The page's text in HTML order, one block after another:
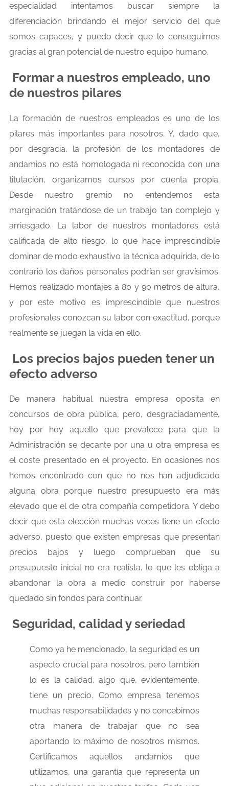
especialidad intentamos buscar siempre la
diferenciación brindando el mejor servicio del que
somos capaces, y puedo decir que lo conseguimos
gracias al gran potencial de nuestro equipo humano.
Formar a nuestros empleado, uno
de nuestros pilares
La formación de nuestros empleados es uno de los
pilares más importantes para nosotros. Y, dado que,
por desgracia, la profesión de los montadores de
andamios no está homologada ni reconocida con una
titulación, organizamos cursos por cuenta propia.
Desde nuestro gremio no entendemos esta
marginación tratándose de un trabajo tan complejo y
arriesgado. La labor de nuestros montadores está
calificada de alto riesgo, lo que hace imprescindible
dominar de modo exhaustivo la técnica adquirida, de lo
contrario los daños personales podrían ser gravísimos.
Hemos realizado montajes a 80 y 90 metros de altura,
y por este motivo es imprescindible que nuestros
profesionales conozcan su labor con exactitud, porque
realmente se juegan la vida en ello.
Los precios bajos pueden tener un
efecto adverso
De manera habitual nuestra empresa oposita en
concursos de obra pública, pero, desgraciadamente,
hoy por hoy aquello que prevalece para que la
Administración se decante por una u otra empresa es
el coste presentado en el proyecto. En ocasiones nos
hemos encontrado con que no nos han adjudicado
alguna obra porque nuestro presupuesto era más
elevado que el de otra compañía competidora. Y debo
decir que esta elección muchas veces tiene un efecto
adverso, puesto que existen empresas que presentan
precios bajos y luego comprueban que su
presupuesto inicial no era realista, lo que les obliga a
abandonar la obra a medio construir por haberse
quedado sin fondos para continuar.
Seguridad, calidad y seriedad
Como ya he mencionado, la seguridad es un
aspecto crucial para nosotros, pero también
lo es la calidad, algo que, evidentemente,
tiene un precio. Como empresa tenemos
muchas responsabilidades y no concebimos
otra manera de trabajar que no sea
aportando lo máximo de nosotros mismos.
Certificamos aquellos andamios que
utilizamos, una garantía que representa un